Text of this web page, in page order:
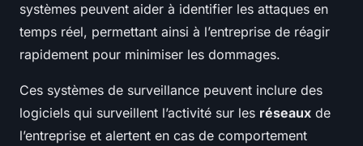
systèmes peuvent aider à identifier les attaques en
temps réel, permettant ainsi à l’entreprise de réagir
rapidement pour minimiser les dommages.
Ces systèmes de surveillance peuvent inclure des
logiciels qui surveillent l’activité sur les réseaux de
l’entreprise et alertent en cas de comportement